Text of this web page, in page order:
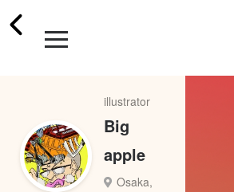
illustrator
Big
apple
Osaka,